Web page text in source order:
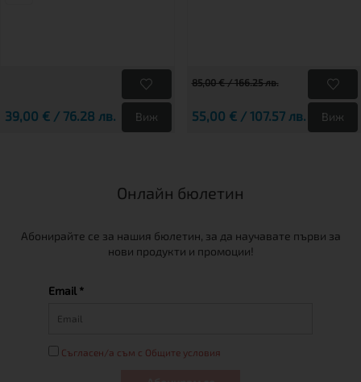
39,00 € / 76.28 лв. Виж
85,00 € / 166.25 лв.
55,00 € / 107.57 лв. Виж
Онлайн бюлетин
Абонирайте се за нашия бюлетин, за да научавате първи за
нови продукти и промоции!
Email *
Съгласен/а съм с Общите условия